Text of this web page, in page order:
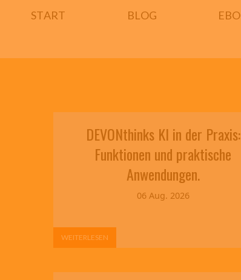
START BLOG
DEVONthinks KI in der Praxis:
Funktionen und praktische
Anwendungen.
06 Aug. 2026
WEITERLESEN